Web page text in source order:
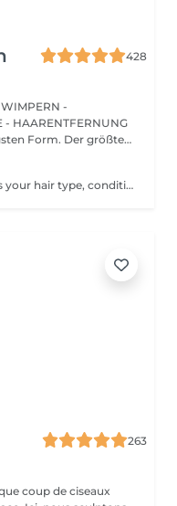
428
-
- HAARENTFERNUNG
Form. Der größte
A personalized consultation to assess your hair type, condition, and goals helping us recommend the perfect treatments, color, or cut to suit your style and lifestyle.
263
coup de ciseaux